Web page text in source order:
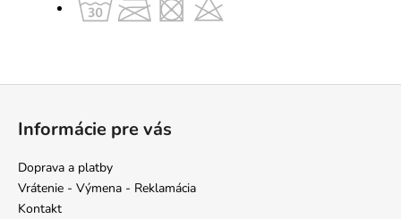
Informácie pre vás
Doprava a platby
Vrátenie - Výmena - Reklamácia
Kontakt